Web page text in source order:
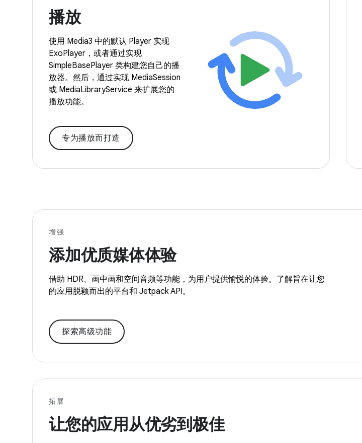
播放
使用 Media3 中的默认 Player 实现
ExoPlayer，或者通过实现
SimpleBasePlayer 类构建您自己的播
放器。然后，通过实现 MediaSession
或 MediaLibraryService 来扩展您的
播放功能。
专为播放而打造
增强
添加优质媒体体验
借助 HDR、画中画和空间音频等功能，为用户提供愉悦的体验。了解旨在让您
的应用脱颖而出的平台和 Jetpack API。
探索高级功能
拓展
让您的应用从优劣到极佳